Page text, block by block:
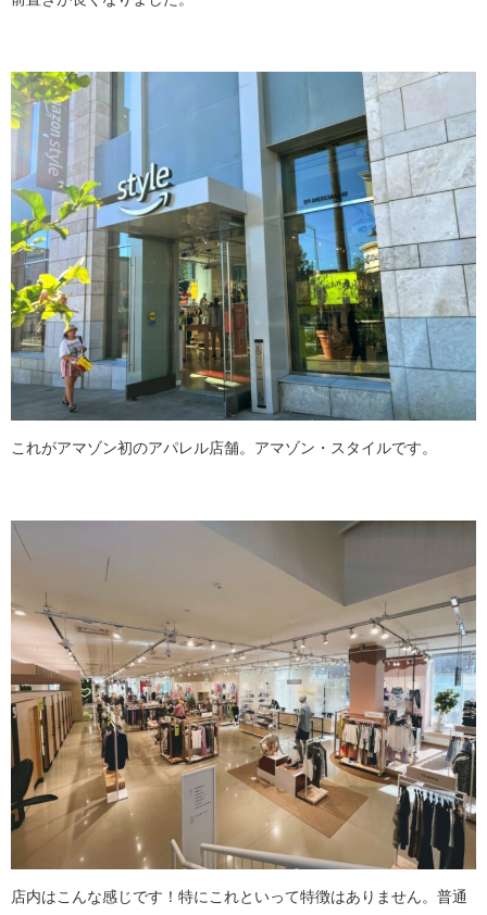
これがアマゾン初のアパレル店舗。アマゾン・スタイルです。
店内はこんな感じです！特にこれといって特徴はありません。普通